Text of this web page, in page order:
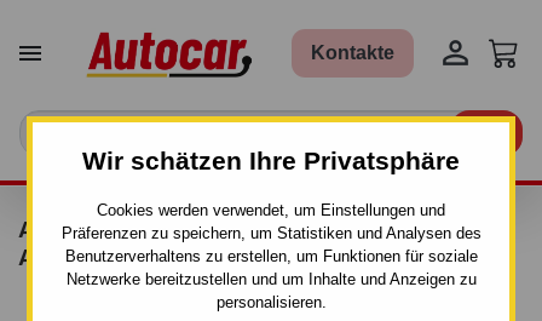
Wir schätzen Ihre Privatsphäre
Cookies werden verwendet, um Einstellungen und
Präferenzen zu speichern, um Statistiken und Analysen des
Benutzerverhaltens zu erstellen, um Funktionen für soziale
Netzwerke bereitzustellen und um Inhalte und Anzeigen zu
personalisieren.
 Kontakte 
ANHÄNGERKUPPLUNG FÜR NISSAN
ATLEON - VALNIK - FESTEINBAU